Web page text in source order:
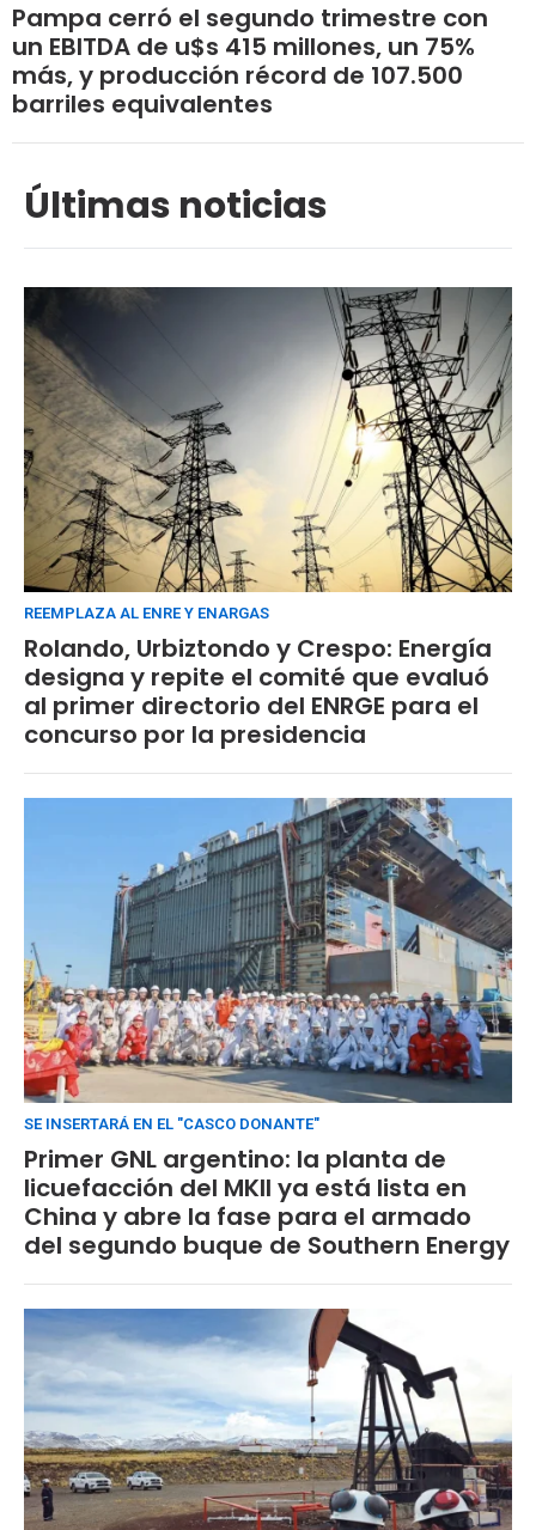
Pampa cerró el segundo trimestre con
un EBITDA de u$s 415 millones, un 75%
más, y producción récord de 107.500
barriles equivalentes
Últimas noticias
REEMPLAZA AL ENRE Y ENARGAS
Rolando, Urbiztondo y Crespo: Energía
designa y repite el comité que evaluó
al primer directorio del ENRGE para el
concurso por la presidencia
SE INSERTARÁ EN EL "CASCO DONANTE"
Primer GNL argentino: la planta de
licuefacción del MKII ya está lista en
China y abre la fase para el armado
del segundo buque de Southern Energy